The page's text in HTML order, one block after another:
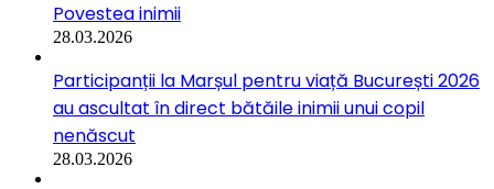
Povestea inimii
28.03.2026
Participanții la Marșul pentru viață București 2026
au ascultat în direct bătăile inimii unui copil
nenăscut
28.03.2026